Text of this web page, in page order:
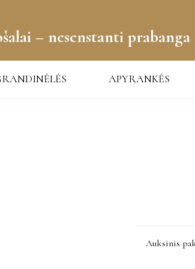
– nesenstanti
APYRANKĖS
Auksinis